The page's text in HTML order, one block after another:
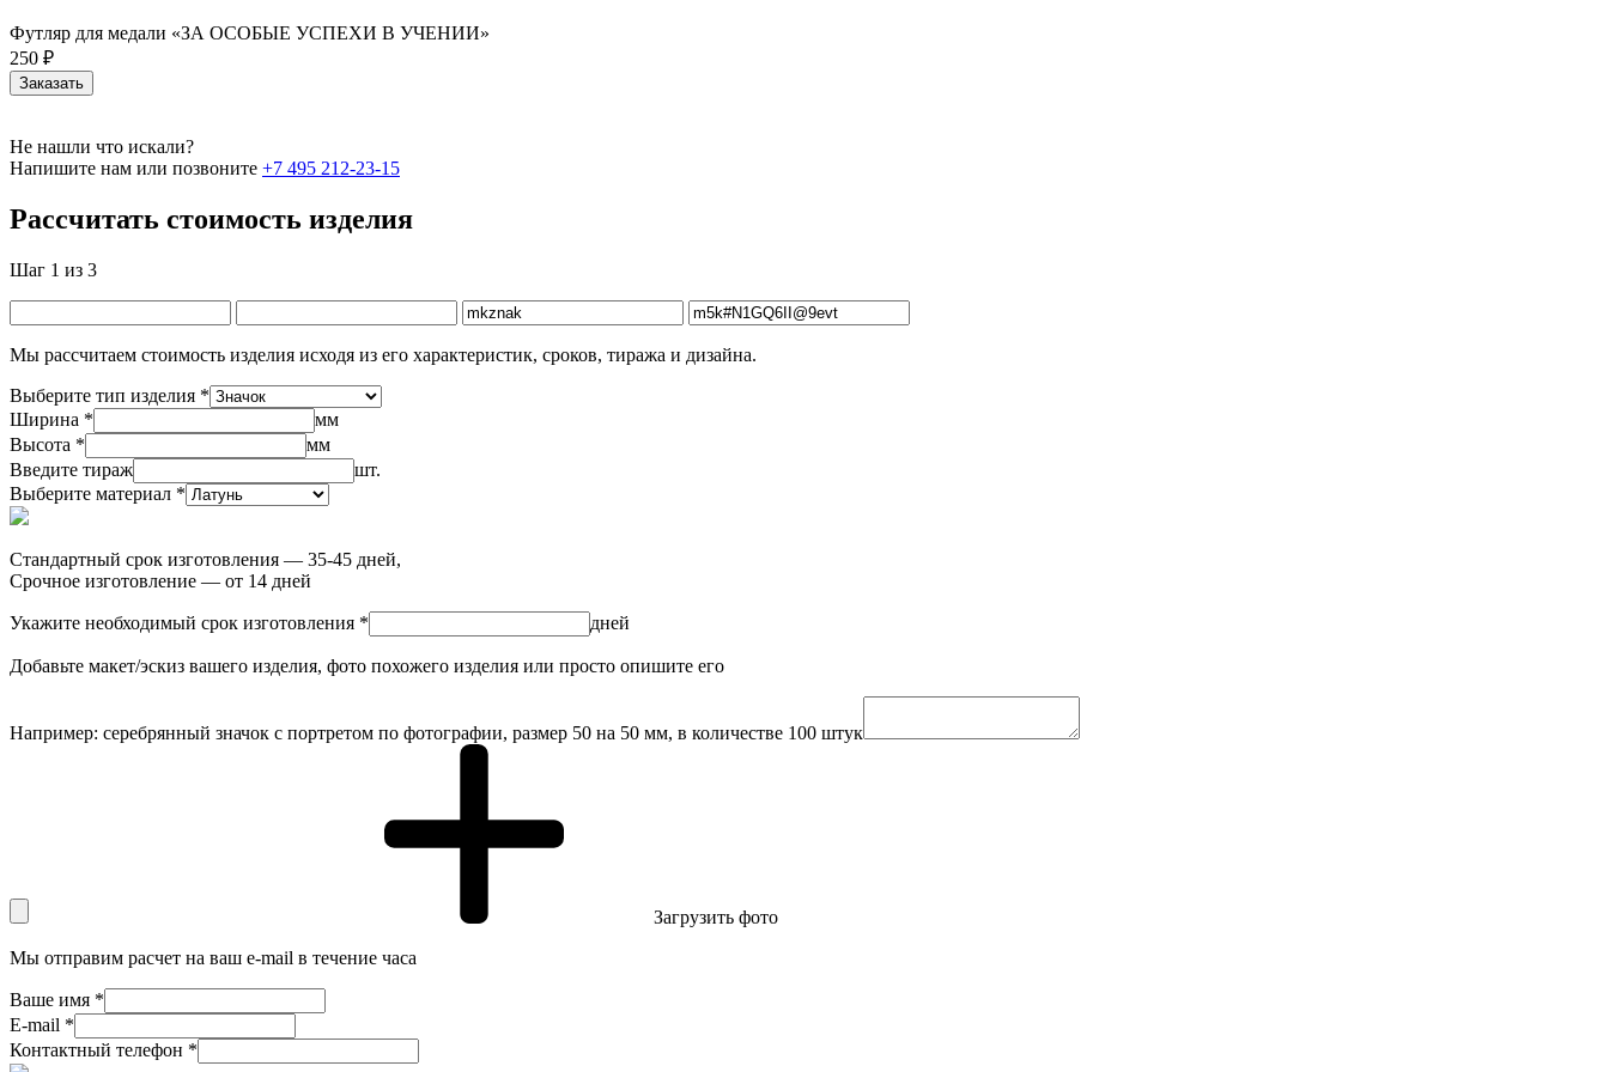
Футляр для медали «ЗА ОСОБЫЕ УСПЕХИ В УЧЕНИИ»
250 ₽
Заказать
Не нашли что искали?
Напишите нам или позвоните +7 495 212-23-15
Рассчитать стоимость изделия
Шаг 1 из 3
Мы рассчитаем стоимость изделия исходя из его характеристик, сроков, тиража и дизайна.
Выберите тип изделия *
Ширина *
мм
Высота *
мм
Введите тираж
шт.
Выберите материал *
Стандартный срок изготовления — 35-45 дней,
Срочное изготовление — от 14 дней
Укажите необходимый срок изготовления * дней
Добавьте макет/эскиз вашего изделия, фото похожего изделия или просто опишите его
Например: серебрянный значок с портретом по фотографии, размер 50 на 50 мм, в количестве 100 штук
Загрузить фото
Мы отправим расчет на ваш e-mail в течение часа
Ваше имя *
E-mail *
Контактный телефон *